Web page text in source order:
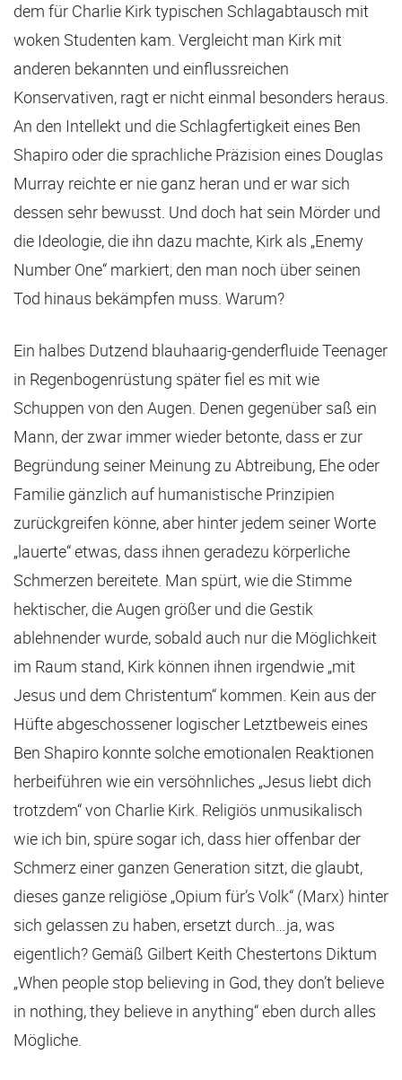
dem für Charlie Kirk typischen Schlagabtausch mit
woken Studenten kam. Vergleicht man Kirk mit
anderen bekannten und einflussreichen
Konservativen, ragt er nicht einmal besonders heraus.
An den Intellekt und die Schlagfertigkeit eines Ben
Shapiro oder die sprachliche Präzision eines Douglas
Murray reichte er nie ganz heran und er war sich
dessen sehr bewusst. Und doch hat sein Mörder und
die Ideologie, die ihn dazu machte, Kirk als „Enemy
Number One“ markiert, den man noch über seinen
Tod hinaus bekämpfen muss. Warum?
Ein halbes Dutzend blauhaarig-genderfluide Teenager
in Regenbogenrüstung später fiel es mit wie
Schuppen von den Augen. Denen gegenüber saß ein
Mann, der zwar immer wieder betonte, dass er zur
Begründung seiner Meinung zu Abtreibung, Ehe oder
Familie gänzlich auf humanistische Prinzipien
zurückgreifen könne, aber hinter jedem seiner Worte
„lauerte“ etwas, dass ihnen geradezu körperliche
Schmerzen bereitete. Man spürt, wie die Stimme
hektischer, die Augen größer und die Gestik
ablehnender wurde, sobald auch nur die Möglichkeit
im Raum stand, Kirk können ihnen irgendwie „mit
Jesus und dem Christentum“ kommen. Kein aus der
Hüfte abgeschossener logischer Letztbeweis eines
Ben Shapiro konnte solche emotionalen Reaktionen
herbeiführen wie ein versöhnliches „Jesus liebt dich
trotzdem“ von Charlie Kirk. Religiös unmusikalisch
wie ich bin, spüre sogar ich, dass hier offenbar der
Schmerz einer ganzen Generation sitzt, die glaubt,
dieses ganze religiöse „Opium für’s Volk“ (Marx) hinter
sich gelassen zu haben, ersetzt durch…ja, was
eigentlich? Gemäß Gilbert Keith Chestertons Diktum
„When people stop believing in God, they don’t believe
in nothing, they believe in anything“ eben durch alles
Mögliche.